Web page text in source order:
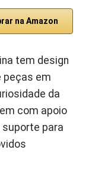
na Amazon
tem design
peças em
da
com apoio
para